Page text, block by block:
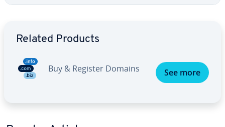
Related Products
Buy & Register Domains See more